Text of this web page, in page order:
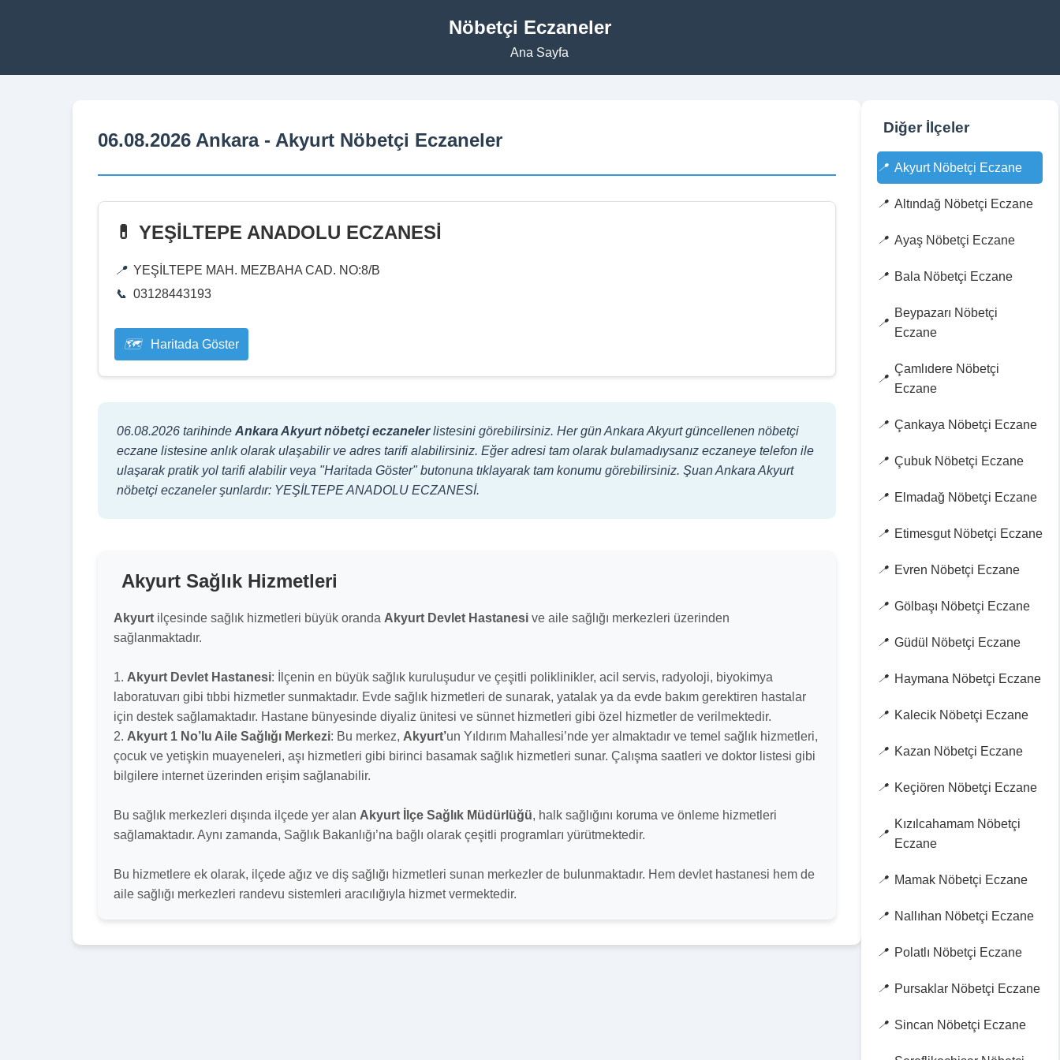
Nöbetçi Eczaneler
Ana Sayfa
06.08.2026 Ankara - Akyurt Nöbetçi Eczaneler
💊 YEŞİLTEPE ANADOLU ECZANESİ
YEŞİLTEPE MAH. MEZBAHA CAD. NO:8/B
03128443193
Haritada Göster
06.08.2026 tarihinde Ankara Akyurt nöbetçi eczanelerlistesini görebilirsiniz. Her gün Ankara Akyurt güncellenen nöbetçi
eczane listesine anlık olarak ulaşabilir ve adres tarifi alabilirsiniz. Eğer adresi tam olarak bulamadıysanız eczaneye telefon ile
ulaşarak pratik yol tarifi alabilir veya "Haritada Göster" butonuna tıklayarak tam konumu görebilirsiniz. Şuan Ankara Akyurt
nöbetçi eczaneler şunlardır: YEŞİLTEPE ANADOLU ECZANESİ.
Akyurt Sağlık Hizmetleri
Akyurt ilçesinde sağlık hizmetleri büyük oranda Akyurt Devlet Hastanesi ve aile sağlığı merkezleri üzerinden
sağlanmaktadır.
1. Akyurt Devlet Hastanesi: İlçenin en büyük sağlık kuruluşudur ve çeşitli poliklinikler, acil servis, radyoloji, biyokimya
laboratuvarı gibi tıbbi hizmetler sunmaktadır. Evde sağlık hizmetleri de sunarak, yatalak ya da evde bakım gerektiren hastalar
için destek sağlamaktadır. Hastane bünyesinde diyaliz ünitesi ve sünnet hizmetleri gibi özel hizmetler de verilmektedir.
2. Akyurt 1 No’lu Aile Sağlığı Merkezi: Bu merkez, Akyurt’un Yıldırım Mahallesi’nde yer almaktadır ve temel sağlık hizmetleri,
çocuk ve yetişkin muayeneleri, aşı hizmetleri gibi birinci basamak sağlık hizmetleri sunar. Çalışma saatleri ve doktor listesi gibi
bilgilere internet üzerinden erişim sağlanabilir.
Bu sağlık merkezleri dışında ilçede yer alan Akyurt İlçe Sağlık Müdürlüğü, halk sağlığını koruma ve önleme hizmetleri
sağlamaktadır. Aynı zamanda, Sağlık Bakanlığı’na bağlı olarak çeşitli programları yürütmektedir.
Bu hizmetlere ek olarak, ilçede ağız ve diş sağlığı hizmetleri sunan merkezler de bulunmaktadır. Hem devlet hastanesi hem de
aile sağlığı merkezleri randevu sistemleri aracılığıyla hizmet vermektedir.
Diğer İlçeler
Akyurt Nöbetçi Eczane
Altındağ Nöbetçi Eczane
Ayaş Nöbetçi Eczane
Bala Nöbetçi Eczane
Beypazarı Nöbetçi
Eczane
Çamlıdere Nöbetçi
Eczane
Çankaya Nöbetçi Eczane
Çubuk Nöbetçi Eczane
Elmadağ Nöbetçi Eczane
Etimesgut Nöbetçi Eczane
Evren Nöbetçi Eczane
Gölbaşı Nöbetçi Eczane
Güdül Nöbetçi Eczane
Haymana Nöbetçi Eczane
Kalecik Nöbetçi Eczane
Kazan Nöbetçi Eczane
Keçiören Nöbetçi Eczane
Kızılcahamam Nöbetçi
Eczane
Mamak Nöbetçi Eczane
Nallıhan Nöbetçi Eczane
Polatlı Nöbetçi Eczane
Pursaklar Nöbetçi Eczane
Sincan Nöbetçi Eczane